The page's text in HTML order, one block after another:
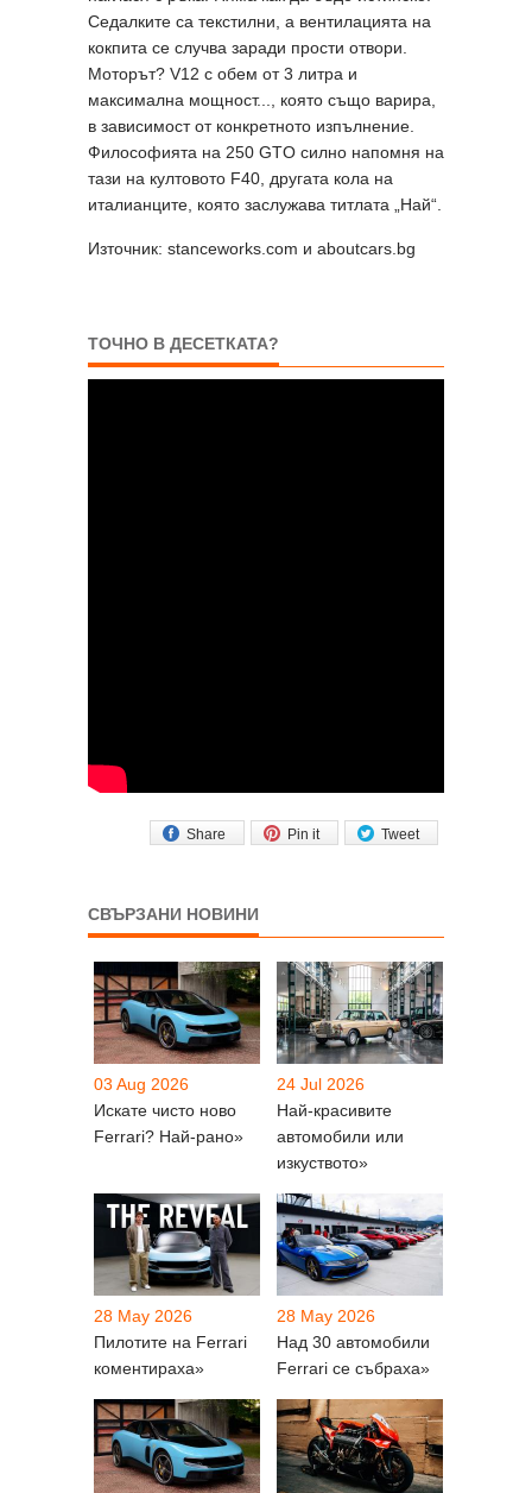
Седалките са текстилни, а вентилацията на
кoкпита се случва заради прости отвори.
Моторът? V12 с обем от 3 литра и
максимална мощност..., която също варира,
в зависимост от конкретното изпълнение.
Философията на 250 GTO силно напомня на
тази на култовото F40, другата кола на
италианците, която заслужава титлата „Най“.
Източник: stanceworks.com и aboutcars.bg
ТОЧНО В ДЕСЕТКАТА?
Tweet
Pin it
Share
СВЪРЗАНИ НОВИНИ
03 Aug 2026
Искате чисто ново
Ferrari? Най-рано»
24 Jul 2026
Най-красивите
автомобили или
изкуството»
28 May 2026
Пилотите на Ferrari
коментираха»
28 May 2026
Над 30 автомобили
Ferrari се събраха»